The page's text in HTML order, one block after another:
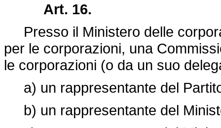
Art. 16.
Presso il Ministero delle
per le corporazioni, una
le corporazioni (o da un suo
a) un rappresentante del
b) un rappresentante del